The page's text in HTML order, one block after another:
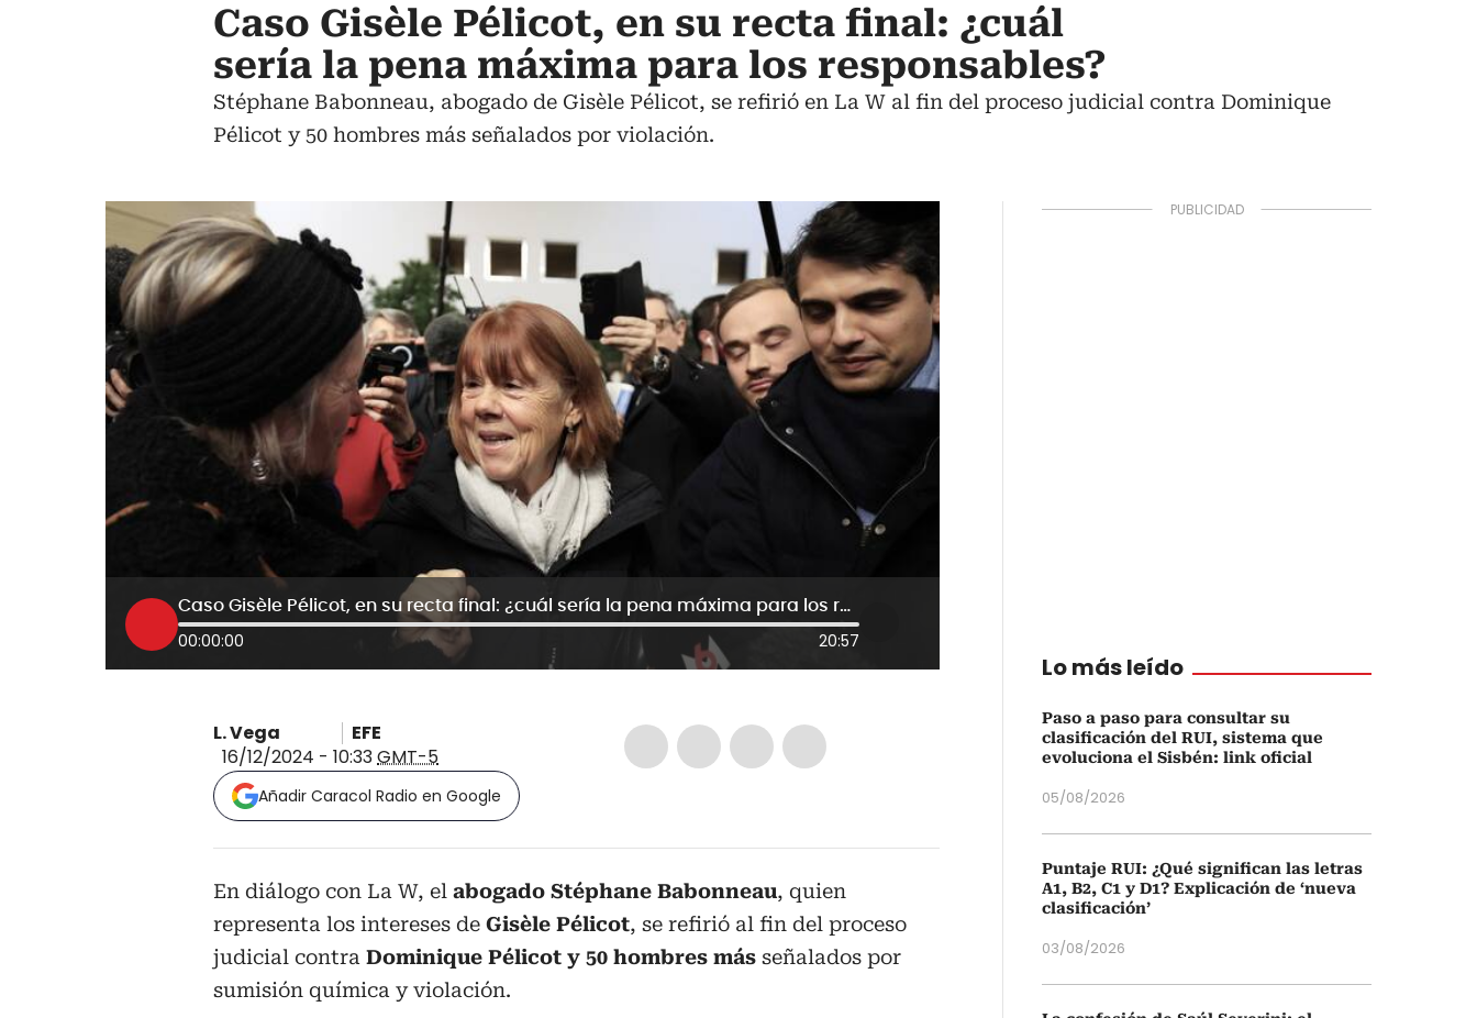
Caso Gisèle Pélicot, en su recta final: ¿cuál
sería la pena máxima para los responsables?
Stéphane Babonneau, abogado de Gisèle Pélicot, se refirió en La W al fin del proceso judicial contra Dominique
Pélicot y 50 hombres más señalados por violación.
Caso Gisèle Pélicot, en su recta final: ¿cuál sería la pena máxima para los responsables?
00:00:00 20:57
L. Vega
EFE
16/12/2024 - 10:33GMT-5
Añadir Caracol Radio en Google
En diálogo con La W, el abogado Stéphane Babonneau, quien
representa los intereses de Gisèle Pélicot, se refirió al fin del proceso
judicial contra Dominique Pélicot y 50 hombres más señalados por
sumisión química y violación.
Lo más leído
Paso a paso para consultar su
clasificación del RUI, sistema que
evoluciona el Sisbén: link oficial
05/08/2026
Puntaje RUI: ¿Qué significan las letras
A1, B2, C1 y D1? Explicación de ‘nueva
clasificación’
03/08/2026